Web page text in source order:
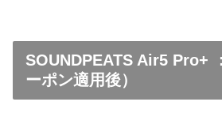
SOUNDPEATS Air5 Pro+
ーポン適用後）